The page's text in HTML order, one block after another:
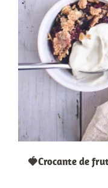
🍓Crocante de